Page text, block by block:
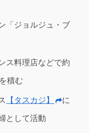
「ジョルジュ・ブ
ス料理店などで約
積む
【タスカジ】 に
として活動